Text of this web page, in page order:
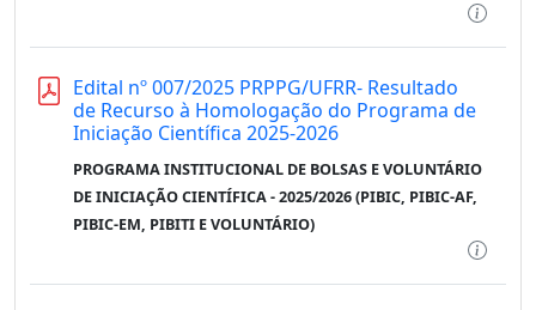
Edital nº 007/2025 PRPPG/UFRR- Resultado
de Recurso à Homologação do Programa de
Iniciação Científica 2025-2026
PROGRAMA INSTITUCIONAL DE BOLSAS E VOLUNTÁRIO
DE INICIAÇÃO CIENTÍFICA - 2025/2026 (PIBIC, PIBIC-AF,
PIBIC-EM, PIBITI E VOLUNTÁRIO)